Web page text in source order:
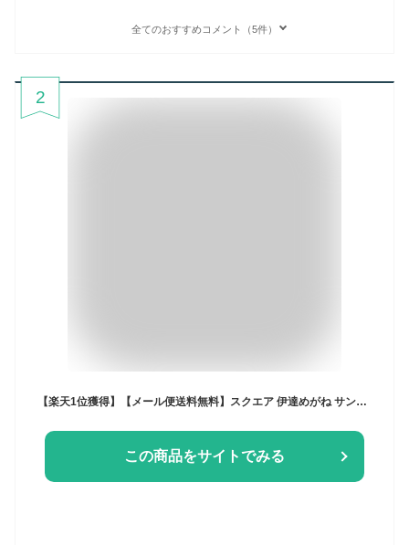
全てのおすすめコメント（5件）
2
【楽天1位獲得】【メール便送料無料】スクエア 伊達めがね サングラス レディース メンズ おしゃれ 人気 ブランド ウエリントン ライトカラー 薄い ブルー スモーク クリア ブルーレンズ UVカット 伊達メガネ メガネ 度なし
この商品をサイトでみる